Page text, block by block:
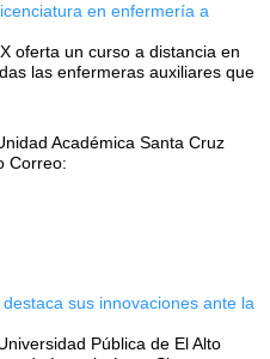
en enfermería a
oferta un curso a distancia en
las enfermeras auxiliares que
Académica Santa Cruz
Correo:
sus innovaciones ante la
Pública de El Alto